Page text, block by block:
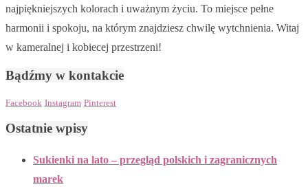
najpiękniejszych kolorach i uważnym życiu. To miejsce pełne
harmonii i spokoju, na którym znajdziesz chwilę wytchnienia. Witaj
w kameralnej i kobiecej przestrzeni!
Bądźmy w kontakcie
Facebook Instagram Pinterest
Ostatnie wpisy
Sukienki na lato – przegląd polskich i zagranicznych
marek